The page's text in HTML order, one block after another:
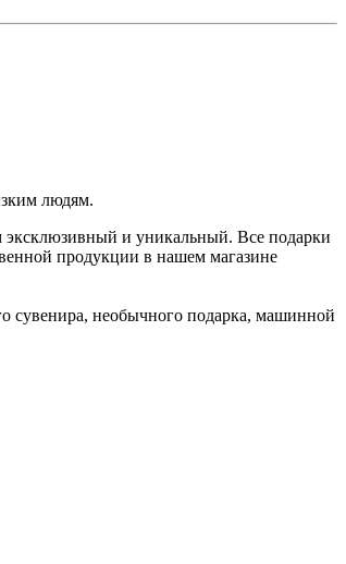
людям.
эксклюзивный и уникальный. Все подарки
продукции в нашем магазине
сувенира, необычного подарка, машинной